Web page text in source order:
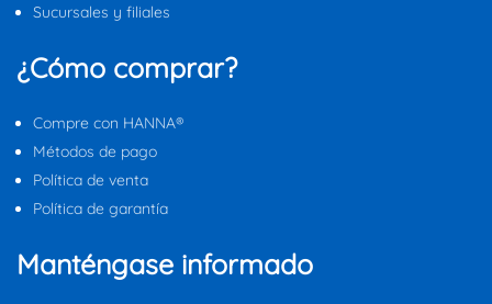
Sucursales y filiales
¿Cómo comprar?
Compre con HANNA®
Métodos de pago
Política de venta
Política de garantía
Manténgase informado